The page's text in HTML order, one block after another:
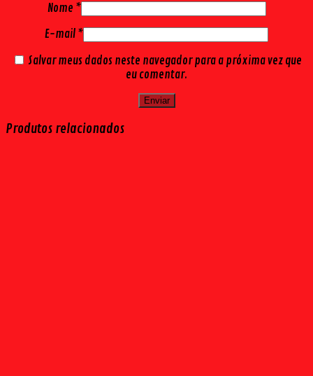
Nome *
E-mail *
Salvar meus dados neste navegador para a próxima vez que
eu comentar.
Produtos relacionados